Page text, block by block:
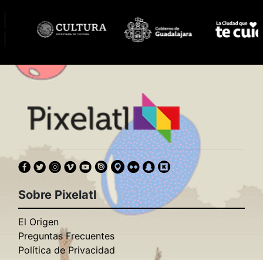
Sobre Pixelatl
El Origen
Preguntas Frecuentes
Política de Privacidad